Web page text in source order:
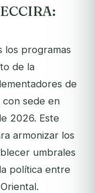
los programas
de la
de
con sede en
2026. Este
armonizar los
umbrales
política entre